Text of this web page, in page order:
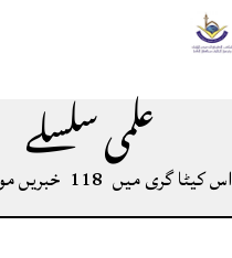
علمی سلسلےاس کیٹا گری میں 118 خبریں